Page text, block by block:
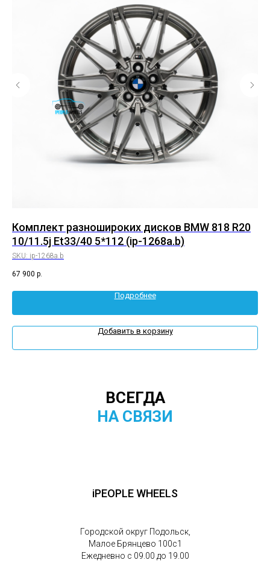
Комплект разношироких дисков BMW 818 R20
10/11.5j Et33/40 5*112 (ip-1268a.b)
SKU: ip-1268a.b
67 900 р.
Подробнее
Добавить в корзину
ВСЕГДА
НА СВЯЗИ
iPEOPLE WHEELS
Городской округ Подольск,
Малое Брянцево 100с1
Ежедневно с 09.00 до 19.00